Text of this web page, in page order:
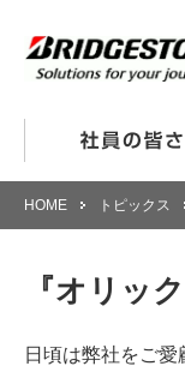
HOME トピックス
『オリッ
日頃は弊社をご